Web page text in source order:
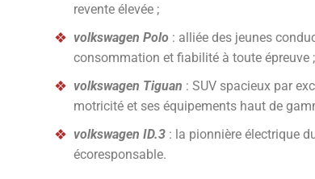
revente élevée ;
volkswagen Polo : alliée des jeunes
consommation et fiabilité à toute épreuve ;
volkswagen Tiguan : SUV spacieux par
motricité et ses équipements haut de
volkswagen ID.3 : la pionnière électrique
écoresponsable.